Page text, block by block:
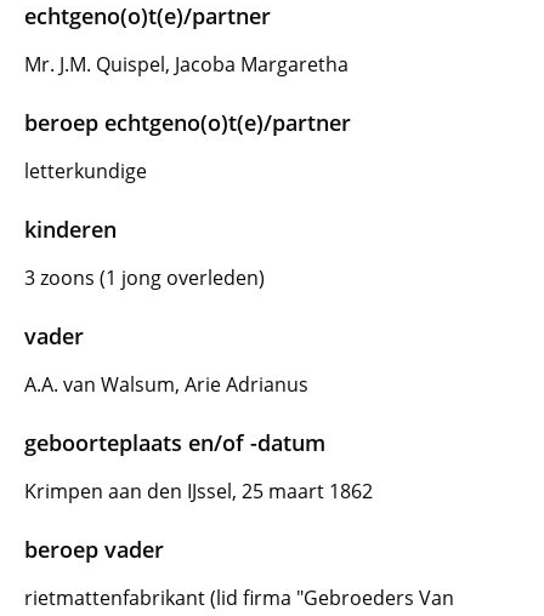
echtgeno(o)t(e)/partner
Mr. J.M. Quispel, Jacoba Margaretha
beroep echtgeno(o)t(e)/partner
letterkundige
kinderen
3 zoons (1 jong overleden)
vader
A.A. van Walsum, Arie Adrianus
geboorteplaats en/of -datum
Krimpen aan den IJssel, 25 maart 1862
beroep vader
rietmattenfabrikant (lid firma "Gebroeders Van